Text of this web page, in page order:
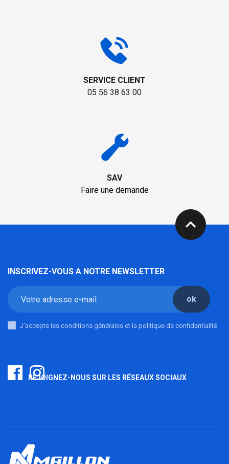
SERVICE CLIENT
05 56 38 63 00
SAV
Faire une demande
expand_less
INSCRIVEZ-VOUS A NOTRE NEWSLETTER
ok
J'accepte les conditions générales et la politique de confidentialité
REJOIGNEZ-NOUS SUR LES RÉSEAUX SOCIAUX